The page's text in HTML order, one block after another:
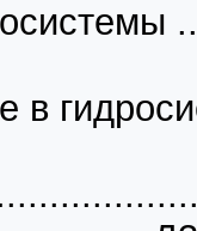
в